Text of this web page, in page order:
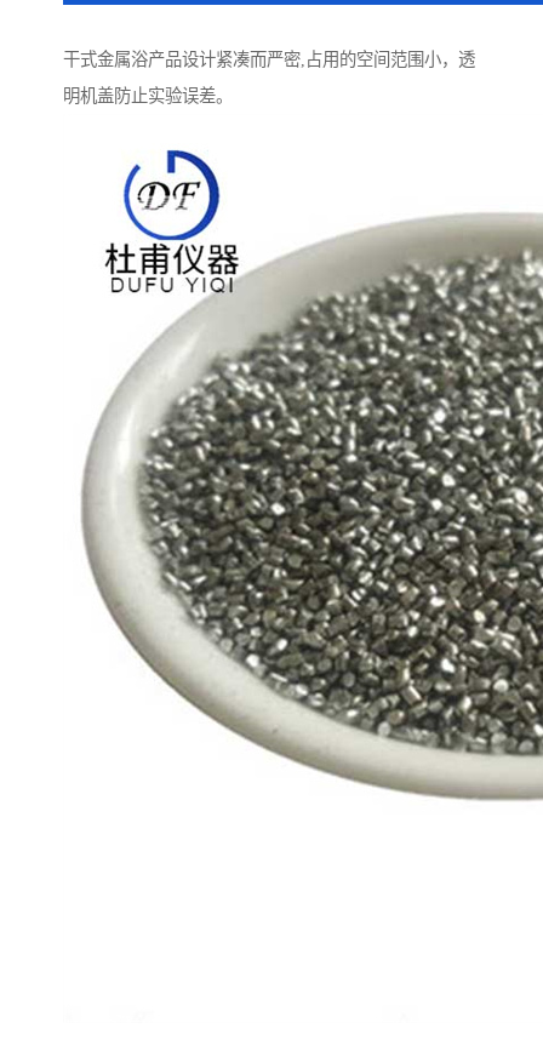
干式金属浴产品设计紧凑而严密,占用的空间范围小，透
明机盖防止实验误差。